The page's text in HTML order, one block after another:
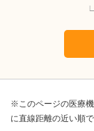
※このページの医療
に直線距離の近い順